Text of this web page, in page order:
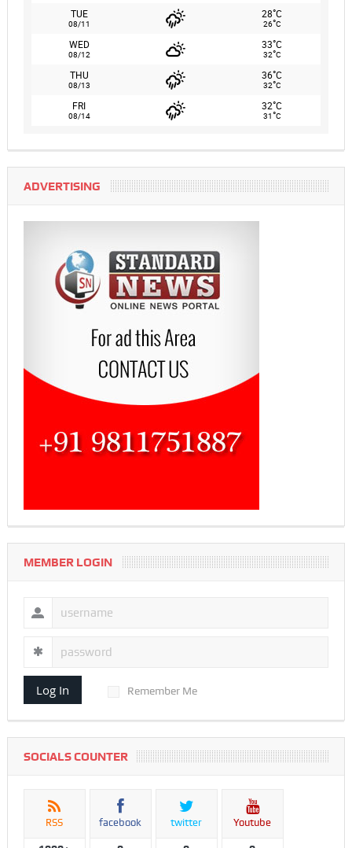
TUE
08/11
28°C
26°C
WED
08/12
33°C
32°C
THU
08/13
36°C
32°C
FRI
08/14
32°C
31°C
ADVERTISING
MEMBER LOGIN
Log In Remember Me
SOCIALS COUNTER
RSS facebook twitter Youtube